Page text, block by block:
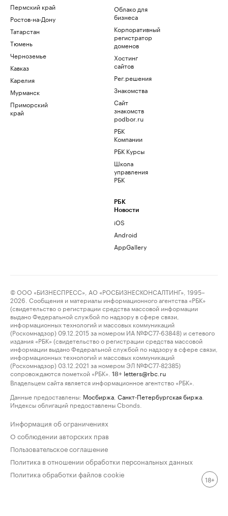
Пермский край
Ростов-на-Дону
Татарстан
Тюмень
Черноземье
Кавказ
Карелия
Мурманск
Приморский
край
Облако для
бизнеса
Корпоративный
регистратор
доменов
Хостинг
сайтов
Рег.решения
Знакомства
Сайт
знакомств
podbor.ru
РБК
Компании
РБК Курсы
Школа
управления
РБК
РБК
Новости
iOS
Android
AppGallery
© ООО «БИЗНЕСПРЕСС», АО «РОСБИЗНЕСКОНСАЛТИНГ», 1995–
2026. Сообщения и материалы информационного агентства «РБК»
(свидетельство о регистрации средства массовой информации
выдано Федеральной службой по надзору в сфере связи,
информационных технологий и массовых коммуникаций
(Роскомнадзор) 09.12.2015 за номером ИА №ФС77-63848) и сетевого
издания «РБК» (свидетельство о регистрации средства массовой
информации выдано Федеральной службой по надзору в сфере связи,
информационных технологий и массовых коммуникаций
(Роскомнадзор) 03.12.2021 за номером ЭЛ №ФС77-82385)
сопровождаются пометкой «РБК».
18+ letters@rbc.ru
Владельцем сайта является информационное агентство «РБК».
Данные предоставлены: Мосбиржа Санкт-Петербургская биржа
Индексы облигаций предоставлены Cbonds.
Информация об ограничениях
О соблюдении авторских прав
Пользовательское соглашение
Политика в отношении обработки персональных данных
Политика обработки файлов cookie
18+